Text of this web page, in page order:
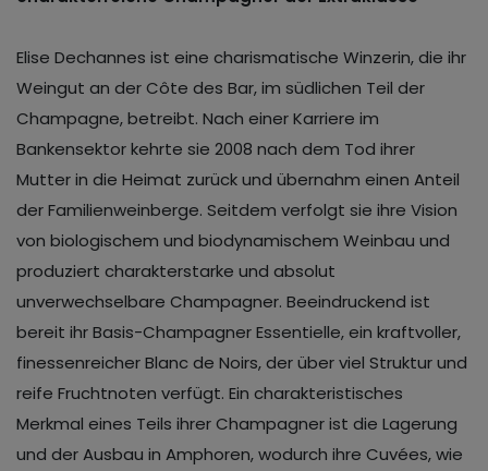
Elise Dechannes ist eine charismatische Winzerin, die ihr
Weingut an der Côte des Bar, im südlichen Teil der
Champagne, betreibt. Nach einer Karriere im
Bankensektor kehrte sie 2008 nach dem Tod ihrer
Mutter in die Heimat zurück und übernahm einen Anteil
der Familienweinberge. Seitdem verfolgt sie ihre Vision
von biologischem und biodynamischem Weinbau und
produziert charakterstarke und absolut
unverwechselbare Champagner. Beeindruckend ist
bereit ihr Basis-Champagner Essentielle, ein kraftvoller,
finessenreicher Blanc de Noirs, der über viel Struktur und
reife Fruchtnoten verfügt. Ein charakteristisches
Merkmal eines Teils ihrer Champagner ist die Lagerung
und der Ausbau in Amphoren, wodurch ihre Cuvées, wie